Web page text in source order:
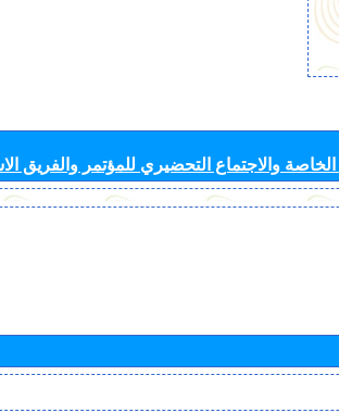
والاجتماع التحضيري للمؤتمر والفريق